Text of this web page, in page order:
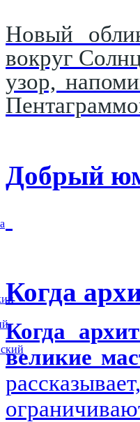
Новый
вокруг
узор,
Добрый
Когда
Когда
великие